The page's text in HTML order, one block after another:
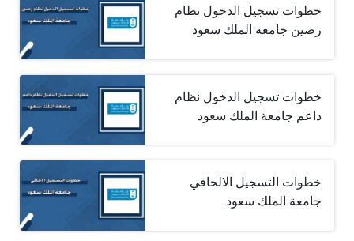
خطوات تسجيل الدخول نظام
رصين جامعة الملك سعود
خطوات تسجيل الدخول نظام
داعم جامعة الملك سعود
خطوات التسجيل الالحاقي
جامعة الملك سعود